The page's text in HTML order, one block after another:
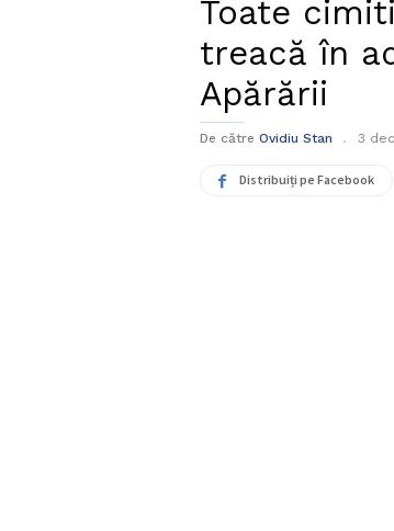
Toate
treacă în
Apărării
De către Ovidiu Stan 3
Distribuiți pe Facebook